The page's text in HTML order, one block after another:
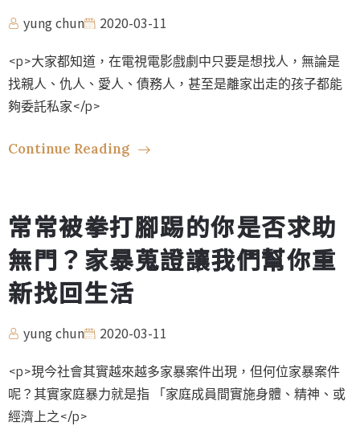
yung chun 2020-03-11
<p>大家都知道，在電視電影戲劇中只要是想找人，無論是
找親人、仇人、愛人、債務人，甚至是離家出走的孩子都能
夠委託私家</p>
Continue Reading
常常被拳打腳踢的你是否求助
無門？家暴蒐證讓我們幫你重
新找回生活
yung chun 2020-03-11
<p>現今社會其實越來越多家暴案件出現，但何位家暴案件
呢？其實家庭暴力就是指 「家庭成員間實施身體、精神、或
經濟上之</p>